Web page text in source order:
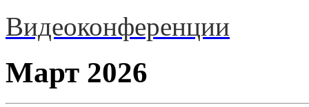
Видеоконференции
Март 2026